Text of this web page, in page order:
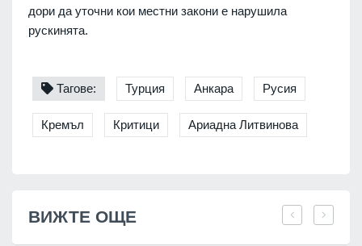
дори да уточни кои местни закони е нарушила
рускинята.
Тагове: Турция Анкара Русия
Кремъл Критици Ариадна Литвинова
ВИЖТЕ ОЩЕ